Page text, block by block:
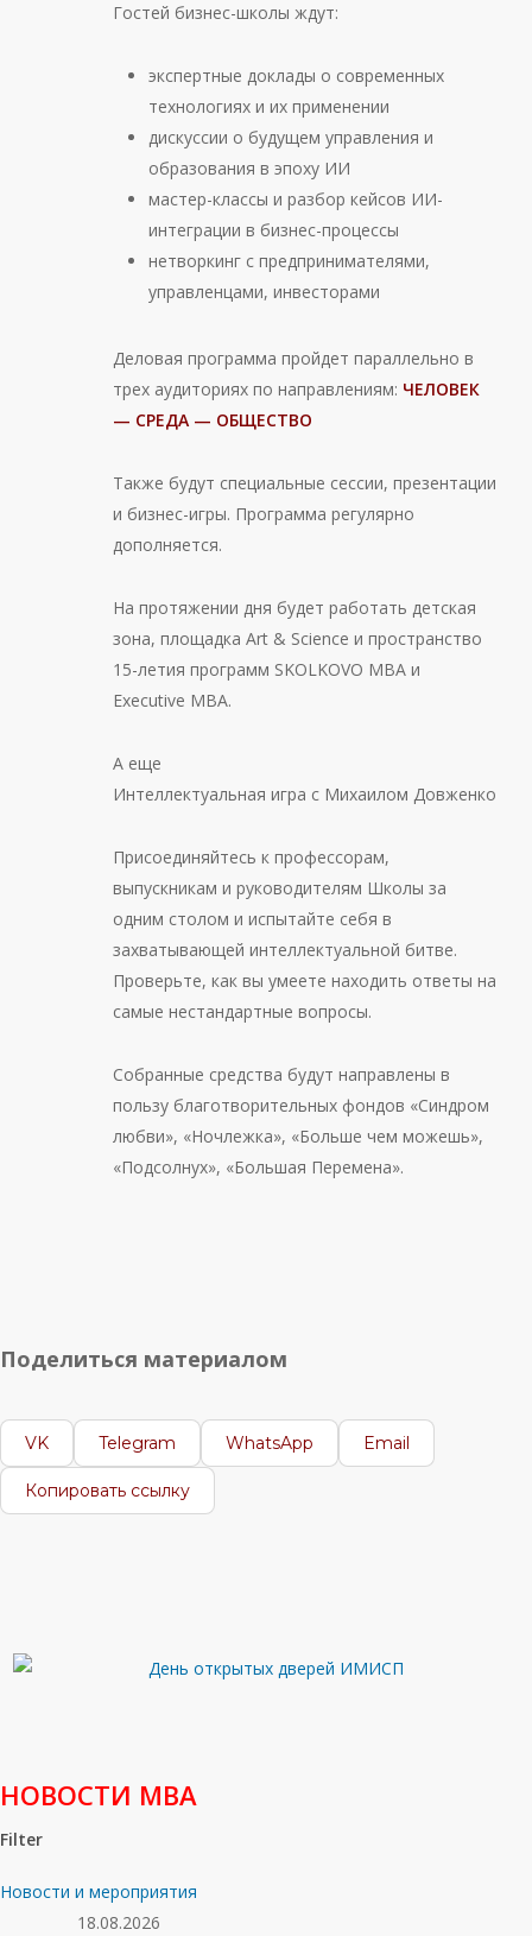
Гостей бизнес-школы ждут:
экспертные доклады о современных
технологиях и их применении
дискуссии о будущем управления и
образования в эпоху ИИ
мастер-классы и разбор кейсов ИИ-
интеграции в бизнес-процессы
нетворкинг с предпринимателями,
управленцами, инвесторами
Деловая программа пройдет параллельно в
трех аудиториях по направлениям: ЧЕЛОВЕК
— СРЕДА — ОБЩЕСТВО
Также будут специальные сессии, презентации
и бизнес-игры. Программа регулярно
дополняется.
На протяжении дня будет работать детская
зона, площадка Art & Science и пространство
15-летия программ SKOLKOVO MBA и
Executive MBA.
А еще
Интеллектуальная игра с Михаилом Довженко
Присоединяйтесь к профессорам,
выпускникам и руководителям Школы за
одним столом и испытайте себя в
захватывающей интеллектуальной битве.
Проверьте, как вы умеете находить ответы на
самые нестандартные вопросы.
Собранные средства будут направлены в
пользу благотворительных фондов «Синдром
любви», «Ночлежка», «Больше чем можешь»,
«Подсолнух», «Большая Перемена».
Поделиться материалом
VK Telegram WhatsApp Email
Копировать ссылку
НОВОСТИ МВА
Filter
Новости и мероприятия
18.08.2026